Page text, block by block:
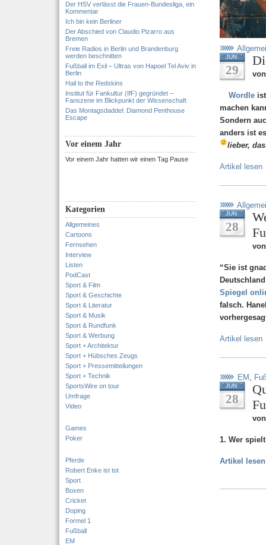
Der HSV verlässt die Frauen-Bundesliga, ein
Kommentar
Ich bin kein Berliner
Der Abschied von Claudio Pizarro aus
Bremen
Freie Radios in Berlin und Brandenburg
werden beschnitten
Fußball im Exil – Ultras von Hapoel Tel Aviv in
Berlin
Hail to the Redskins
Institut für Fankultur (IfF) gegründet –
Fanszene im Blickpunkt der Wissenschaft
Das Montagsdaddel: Diamond Penthouse
Escape
Vor einem Jahr
Vor einem Jahr hatten wir einen Tag Pause
Kategorien
Allgemeines
Cartoons
Fernsehen
Interview
Listen
PodCast
Sport & Film
Sport & Geschichte
Sport & Literatur
Sport & Musik
Sport & Rundfunk
Sport & Werbung
Sport + Architektur
Sport + Hübsches Zeugs
Sport + Pressemitteilungen
Sport + Technik
SportsWire on tour
Umfrage
Video
Games
Poker
Pferde
Robert Enke ist tot
Sport
Boxen
Cricket
Doping
Formel 1
Fußball
EM
JUN
29
Wordle
machen
Sondern
anders ist
lieber,
Artikel lesen
JUN
28
“Sie ist
Spiegel
falsch.
Artikel lesen
EM ,
JUN
28
1. Wer
Artikel lesen